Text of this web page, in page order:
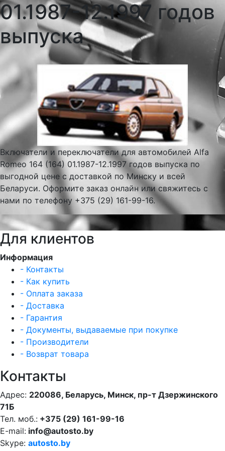
01.1987-12.1997 годов
выпуска
Включатели и переключатели для автомобилей Alfa
Romeo 164 (164) 01.1987-12.1997 годов выпуска по
выгодной цене с доставкой по Минску и всей
Беларуси. Оформите заказ онлайн или свяжитесь с
нами по телефону +375 (29) 161-99-16.
Для клиентов
Информация
- Контакты
- Как купить
- Оплата заказа
- Доставка
- Гарантия
- Документы, выдаваемые при покупке
- Производители
- Возврат товара
Контакты
Адрес: 220086, Беларусь, Минск, пр-т Дзержинского
71Б
Тел. моб.: +375 (29) 161-99-16
E-mail: info@autosto.by
Skype: autosto.by